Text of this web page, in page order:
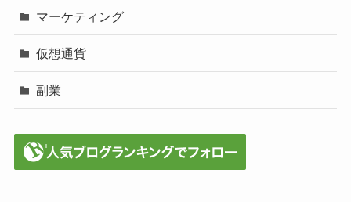
マーケティング
仮想通貨
副業